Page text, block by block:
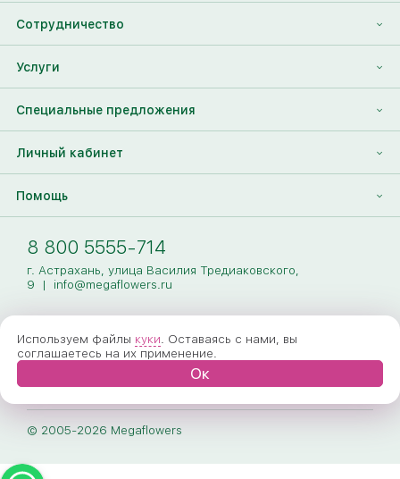
8 800 5555-714
г. Астрахань, улица Василия Тредиаковского,
9 | info@megaflowers.ru
О нас
Контакты
Видеогалерея
Новости
Сотрудничество
Франшиза
Партнеры Megaflowers
Услуги
Найти друга
Доставка цветов за границу
Специальные предложения
Накопительные скидки
Личный кабинет
Вход
Помощь
Оплата
Как заказать
Обработка персональных данных
© 2005-2026 Megaflowers
Используем файлы куки. Оставаясь с нами, вы
соглашаетесь на их применение.
Ок